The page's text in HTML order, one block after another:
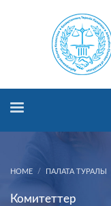
HOME ПАЛАТА ТУРАЛЫ
Комитеттер